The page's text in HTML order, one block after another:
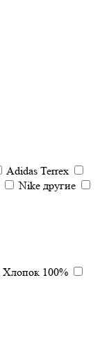
Adidas Terrex
Nike другие
Хлопок 100%